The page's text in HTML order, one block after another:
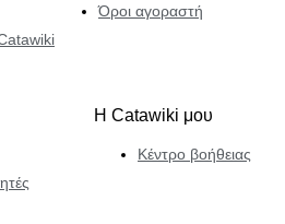
Όροι αγοραστή
Η Catawiki μου
Κέντρο βοήθειας